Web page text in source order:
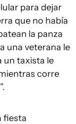
para dejar
que no había
la panza
una veterana le
un taxista le
corre
fiesta